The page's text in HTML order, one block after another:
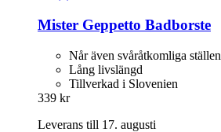
Mister Geppetto Badborste
Når även svåråtkomliga ställen
Lång livslängd
Tillverkad i Slovenien
339 kr
Leverans till 17. augusti